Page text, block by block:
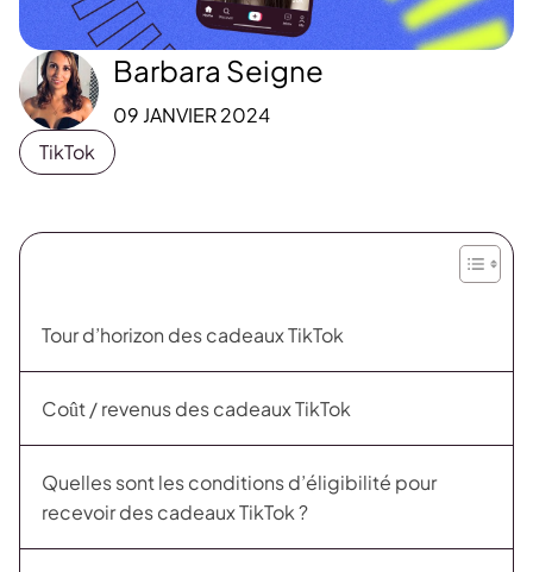
Barbara Seigne
09 JANVIER 2024
TikTok
Tour d’horizon des cadeaux TikTok
Coût / revenus des cadeaux TikTok
Quelles sont les conditions d’éligibilité pour
recevoir des cadeaux TikTok ?